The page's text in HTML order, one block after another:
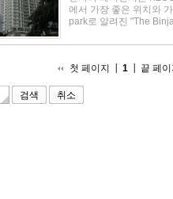
에서 가장 좋은 위치와
park로 알려진 "The
첫 페이지 1 끝 페
취소